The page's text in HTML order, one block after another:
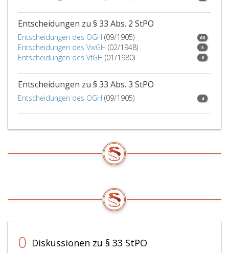
Entscheidungen zu § 33 Abs. 2 StPO
Entscheidungen des OGH (09/1905) 66
Entscheidungen des VwGH (02/1948) 5
Entscheidungen des VfGH (01/1980) 6
Entscheidungen zu § 33 Abs. 3 StPO
Entscheidungen des OGH (09/1905) 4
0 Diskussionen zu § 33 StPO